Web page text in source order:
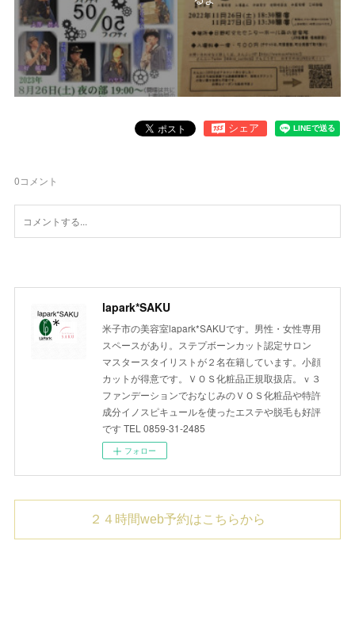
0コメント
lapark*SAKU
米子市の美容室lapark*SAKUです。男性・女性専用
スペースがあり。ステプボーンカット認定サロン
マスタースタイリストが２名在籍しています。小顔
カットが得意です。ＶＯＳ化粧品正規取扱店。ｖ３
ファンデーションでおなじみのＶＯＳ化粧品や特許
成分イノスピキュールを使ったエステや脱毛も好評
です TEL 0859-31-2485
フォロー
２４時間web予約はこちらから